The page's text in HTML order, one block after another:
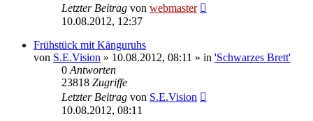
Letzter Beitrag von webmaster
10.08.2012, 12:37
Frühstück mit Känguruhs
von S.E.Vision » 10.08.2012, 08:11 » in 'Schwarzes Brett'
0 Antworten
23818 Zugriffe
Letzter Beitrag von S.E.Vision
10.08.2012, 08:11